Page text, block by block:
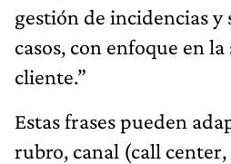
gestión de incidencias
casos, con enfoque en
cliente.”
Estas frases pueden
rubro, canal (call